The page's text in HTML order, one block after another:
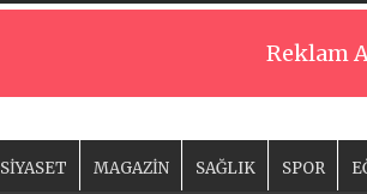
Reklam
SİYASET MAGAZİN SAĞLIK SPOR